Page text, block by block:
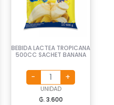
BEBIDA LACTEA TROPICANA
500CC SACHET BANANA
UNIDAD
₲. 3.600